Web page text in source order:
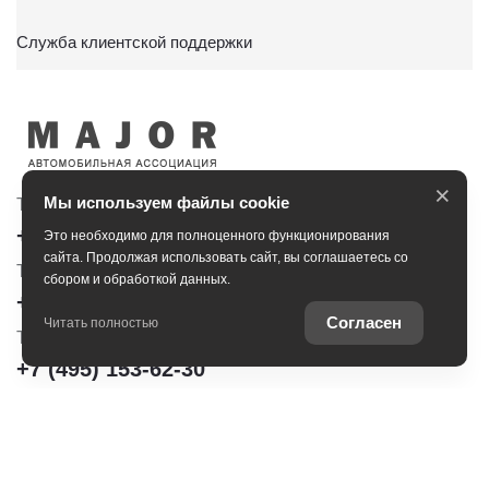
Служба клиентской поддержки
Тойота Центр Сити
+7 (495) 153-30-44
Тойота Центр Новорижский
+7 (495) 153-54-65
Тойота Центр Сокольники
+7 (495) 172-04-83
Тойота Центр Шереметьево
+7 (495) 153-62-30
Мы используем файлы cookie
Это необходимо для полноценного функционирования
сайта. Продолжая использовать сайт, вы соглашаетесь со
сбором и обработкой данных.
Читать полностью Согласен
×